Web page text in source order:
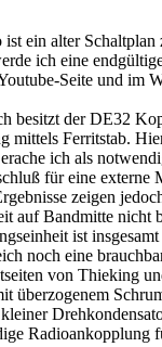
ein alter Schaltplan
ich eine
Seite und im
besitzt der DE32
mittels Ferritstab.
ich als
für eine externe
zeigen
auf Bandmitte nicht
ist
noch eine
von Thieking
überzogenem
Radioankopplung